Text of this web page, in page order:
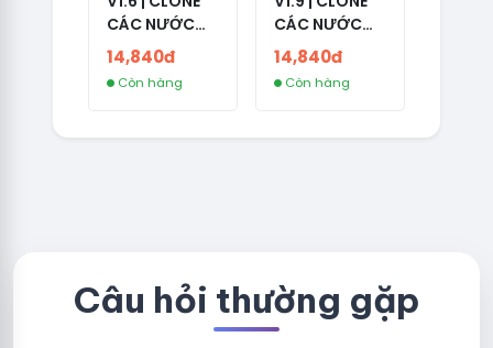
CÁC NƯỚC
CÓ 2FA -
GERMANY -
TKQC TẠO
LIVE ADS - VER
14,840đ
Còn hàng
CÁC NƯỚC
CÓ 2FA -
THAILAND -
VER MAIL
COM - CLONE
14,840đ
Còn hàng
Câu hỏi thường gặp